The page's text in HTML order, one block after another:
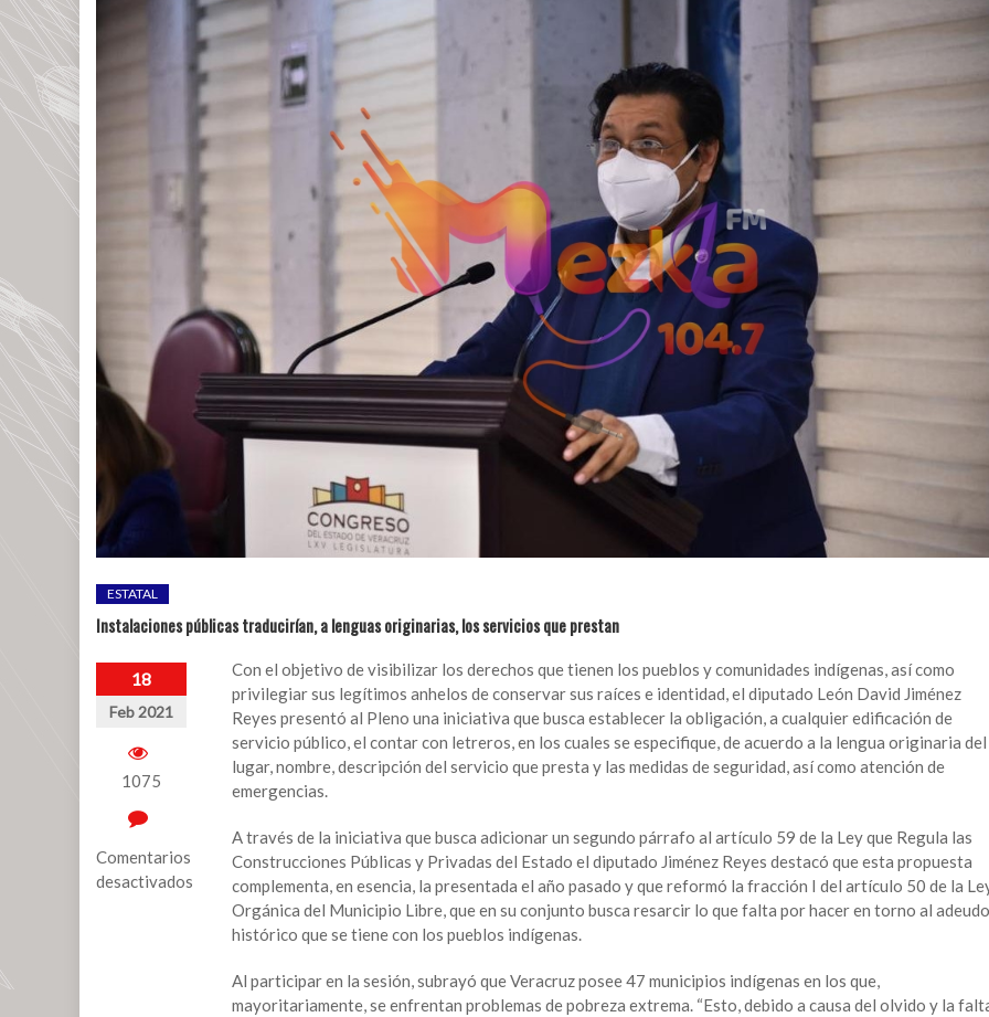
ESTATAL
Instalaciones públicas traducirían, a lenguas originarias, los servicios que prestan
18
Feb 2021
1075
Comentarios
desactivados
Con el objetivo de visibilizar los derechos que tienen los pueblos y comunidades indígenas, así como
privilegiar sus legítimos anhelos de conservar sus raíces e identidad, el diputado León David Jiménez
Reyes presentó al Pleno una iniciativa que busca establecer la obligación, a cualquier edificación de
servicio público, el contar con letreros, en los cuales se especifique, de acuerdo a la lengua originaria del
lugar, nombre, descripción del servicio que presta y las medidas de seguridad, así como atención de
emergencias.
A través de la iniciativa que busca adicionar un segundo párrafo al artículo 59 de la Ley que Regula las
Construcciones Públicas y Privadas del Estado el diputado Jiménez Reyes destacó que esta propuesta
complementa, en esencia, la presentada el año pasado y que reformó la fracción I del artículo 50 de la
Orgánica del Municipio Libre, que en su conjunto busca resarcir lo que falta por hacer en torno al adeudo
histórico que se tiene con los pueblos indígenas.
Al participar en la sesión, subrayó que Veracruz posee 47 municipios indígenas en los que,
mayoritariamente, se enfrentan problemas de pobreza extrema. “Esto, debido a causa del olvido y la